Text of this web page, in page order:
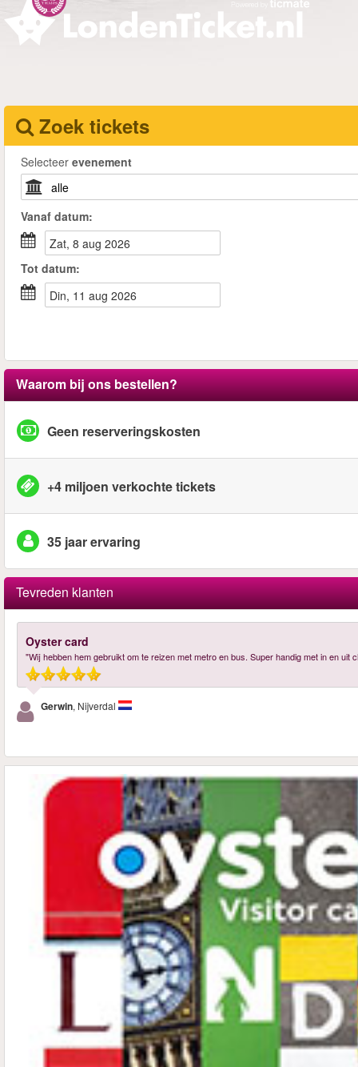
Zoek tickets
Selecteer evenement
Vanaf datum:
zat, 8 aug 2026
Tot datum:
din, 11 aug 2026
Waarom bij ons bestellen?
Geen reserveringskosten
+4 miljoen verkochte tickets
35 jaar ervaring
Tevreden klanten
Oyster card
"Wij hebben hem gebruikt om te reizen met metro en bus. Super handig met in en
Gerwin, Nijverdal